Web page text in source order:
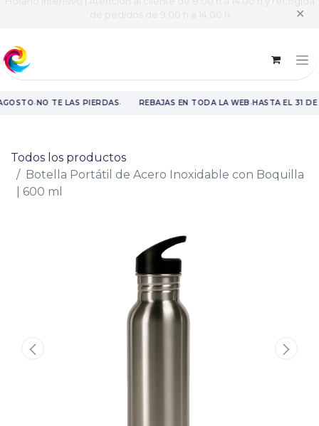
Horario intensivo | Atención al cliente de 8:00 h a 14:00 h y recogida
de pedidos de 9:00 h a 14:00 h
✕
·NO TE LAS PIERDAS· REBAJAS EN TODA LA WEB·HASTA EL 31 DE
Todos los productos
Botella Portátil de Acero Inoxidable con Boquilla
| 600 ml